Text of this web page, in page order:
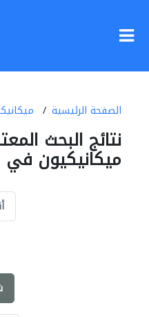
الصفحة الرئيسية
نتائج البحث
ميكانيكيون في